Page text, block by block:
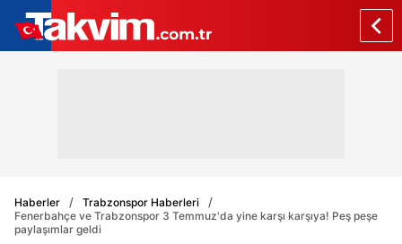
Haberler
Trabzonspor Haberleri
Fenerbahçe ve Trabzonspor 3 Temmuz'da yine karşı karşıya! Peş peşe
paylaşımlar geldi